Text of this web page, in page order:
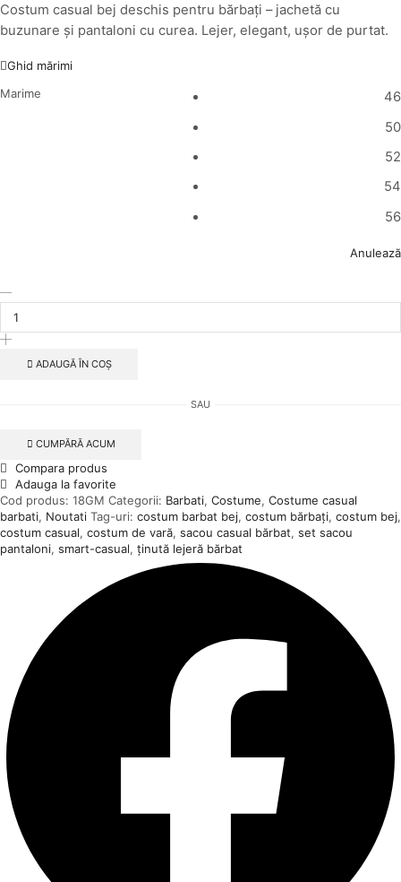
Costum casual bej deschis pentru bărbați – jachetă cu
buzunare și pantaloni cu curea. Lejer, elegant, ușor de purtat.
Ghid mărimi
Marime
46
50
52
54
56
Anulează
Costum
bărbați
bej ADAUGĂ ÎN COȘ
SAU
CUMPĂRĂ ACUM
Compara produs
Adauga la favorite
Cod produs: 18GM Categorii: Barbati, Costume, Costume casual
barbati, Noutati Tag-uri: costum barbat bej, costum bărbați, costum bej,
costum casual, costum de vară, sacou casual bărbat, set sacou
pantaloni, smart-casual, ținută lejeră bărbat